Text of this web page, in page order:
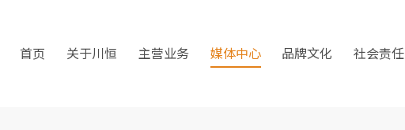
首页 关于川恒 主营业务 媒体中心 品牌文化 社会责任